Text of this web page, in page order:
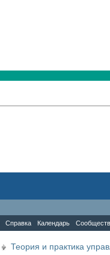
Справка Календарь
Теория и практика